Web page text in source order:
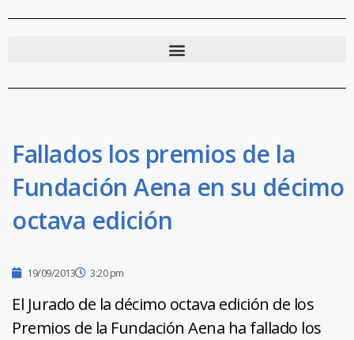
Fallados los premios de la
Fundación Aena en su décimo
octava edición
19/09/2013 3:20 pm
El Jurado de la décimo octava edición de los
Premios de la Fundación Aena ha fallado los